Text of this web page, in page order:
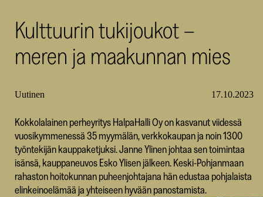
Kulttuurin tukijoukot –
meren ja maakunnan mies
Uutinen 17.10.2023
Kokkolalainen perheyritys HalpaHalli Oy on kasvanut viidessä
vuosikymmenessä 35 myymälän, verkkokaupan ja noin 1300
työntekijän kauppaketjuksi. Janne Ylinen johtaa sen toimintaa
isänsä, kauppaneuvos Esko Ylisen jälkeen. Keski-Pohjanmaan
rahaston hoitokunnan puheenjohtajana hän edustaa pohjalaista
elinkeinoelämää ja yhteiseen hyvään panostamista.